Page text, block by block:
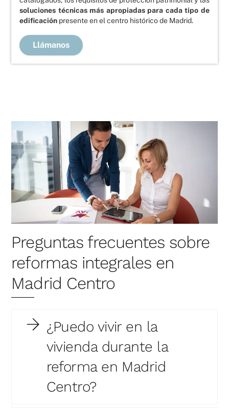
soluciones técnicas más apropiadas para cada tipo de
edificación presente en el centro histórico de Madrid.
Llámanos
Preguntas frecuentes sobre
reformas integrales en
Madrid Centro
¿Puedo vivir en la
vivienda durante la
reforma en Madrid
Centro?